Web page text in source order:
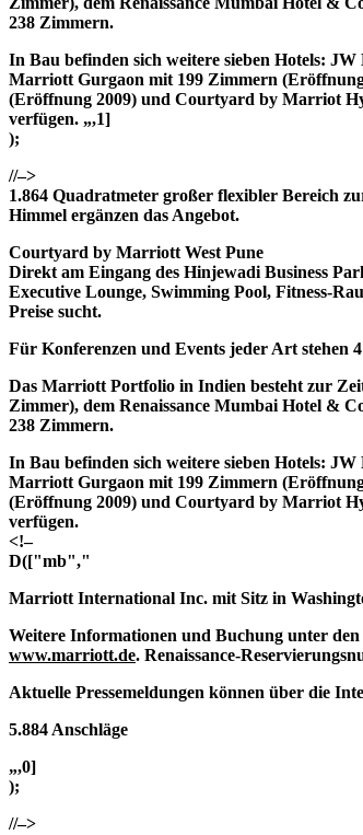
238 Zimmern.
In Bau befinden sich weitere sieben Hotels:
Marriott Gurgaon mit 199 Zimmern
(Eröffnung 2009) und Courtyard by Marriot
verfügen. „,1]
);
//–>
1.864 Quadratmeter großer flexibler Bereich
Himmel ergänzen das Angebot.
Courtyard by Marriott West Pune
Direkt am Eingang des Hinjewadi Business
Executive Lounge, Swimming Pool, Fitness-
Preise sucht.
Für Konferenzen und Events jeder Art stehen
Das Marriott Portfolio in Indien besteht zur
Zimmer), dem Renaissance Mumbai Hotel &
238 Zimmern.
In Bau befinden sich weitere sieben Hotels:
Marriott Gurgaon mit 199 Zimmern
(Eröffnung 2009) und Courtyard by Marriot
verfügen.
<!–
D(["mb","
Marriott International Inc. mit Sitz in
Weitere Informationen und Buchung unter den
www.marriott.de. Renaissance-
Aktuelle Pressemeldungen können über die
5.884 Anschläge
„,0]
);
//–>